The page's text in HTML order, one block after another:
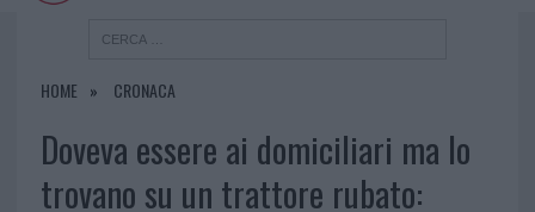
HOME CRONACA
Doveva essere ai domiciliari ma lo
trovano su un trattore rubato: